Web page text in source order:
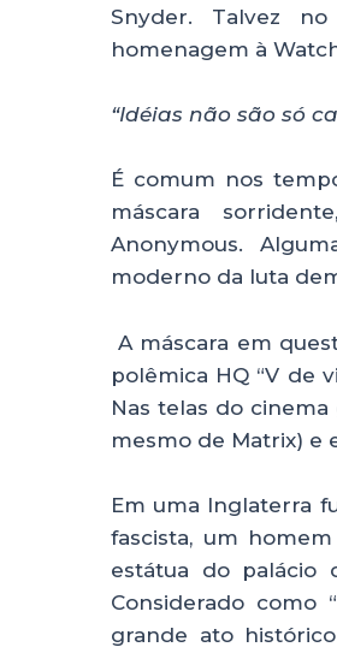
Snyder. Talvez
homenagem à
“Idéias não são só
É comum nos
máscara
Anonymous.
moderno da luta
A máscara em
polêmica HQ “V de
Nas telas do
mesmo de Matrix) e
Em uma Inglaterra
fascista, um
estátua do palácio
Considerado como
grande ato